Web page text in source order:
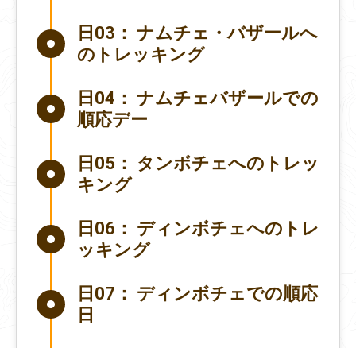
日03： ナムチェ・バザールへ
のトレッキング
日04： ナムチェバザールでの
順応デー
日05： タンボチェへのトレッ
キング
日06： ディンボチェへのトレ
ッキング
日07： ディンボチェでの順応
日